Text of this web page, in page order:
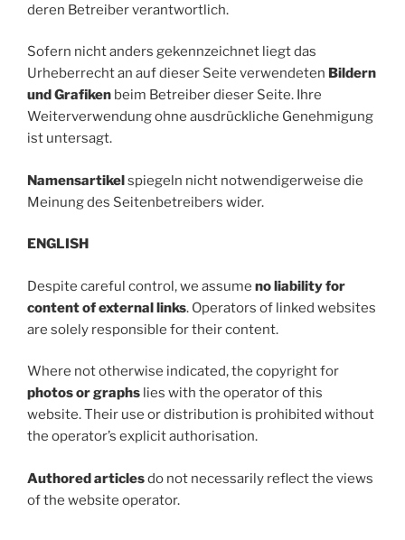
deren Betreiber verantwortlich.
Sofern nicht anders gekennzeichnet liegt das
Urheberrecht an auf dieser Seite verwendeten Bildern
und Grafiken beim Betreiber dieser Seite. Ihre
Weiterverwendung ohne ausdrückliche Genehmigung
ist untersagt.
Namensartikelspiegeln nicht notwendigerweise die
Meinung des Seitenbetreibers wider.
ENGLISH
Despite careful control, we assume no liability for
content of external links. Operators of linked websites
are solely responsible for their content.
Where not otherwise indicated, the copyright for
photos or graphs lies with the operator of this
website. Their use or distribution is prohibited without
the operator’s explicit authorisation.
Authored articlesdo not necessarily reflect the views
of the website operator.